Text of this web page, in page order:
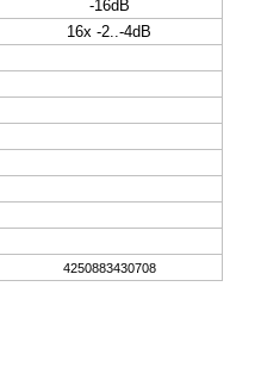
-16dB
16x -2..-4dB
4250883430708